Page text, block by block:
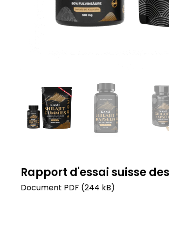
Rapport d'essai suisse
Document PDF (244 kB)